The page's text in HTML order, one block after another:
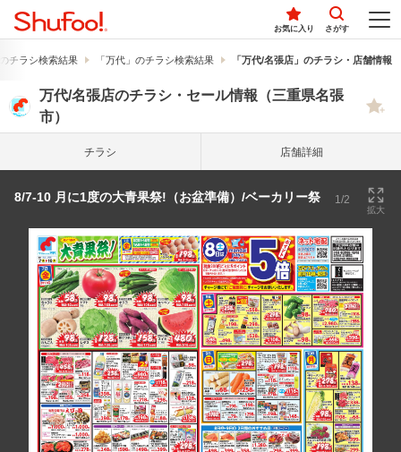
お気に入り さがす
チラシ検索結果 「万代」のチラシ検索結果 「万代/名張店」のチラシ・店舗情報
万代/名張店のチラシ・セール情報（三重県名張
市）
チラシ 店舗詳細
8/7-10 月に1度の大青果祭!（お盆準備）/ベーカリー祭 1/2
拡大